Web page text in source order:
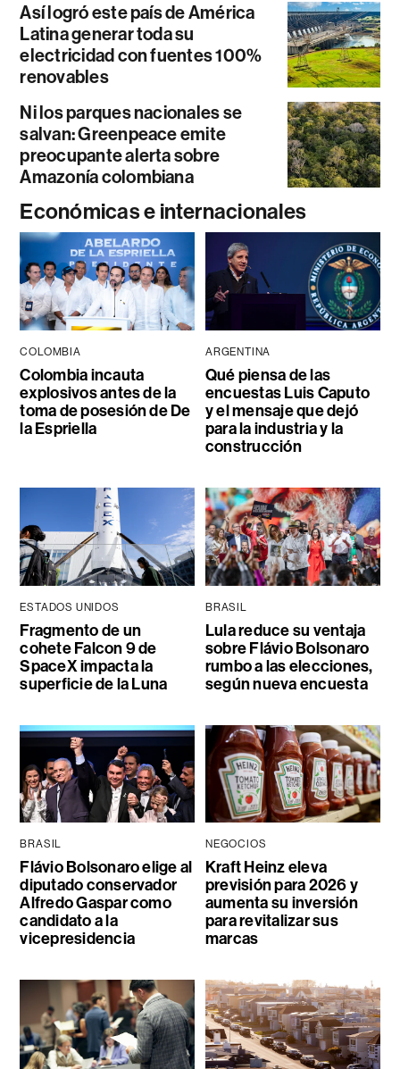
Así logró este país de América
Latina generar toda su
electricidad con fuentes 100%
renovables
Ni los parques nacionales se
salvan: Greenpeace emite
preocupante alerta sobre
Amazonía colombiana
Económicas e internacionales
COLOMBIA
Colombia incauta
explosivos antes de la
toma de posesión de De
la Espriella
ARGENTINA
Qué piensa de las
encuestas Luis Caputo
y el mensaje que dejó
para la industria y la
construcción
ESTADOS UNIDOS
Fragmento de un
cohete Falcon 9 de
SpaceX impacta la
superficie de la Luna
BRASIL
Lula reduce su ventaja
sobre Flávio Bolsonaro
rumbo a las elecciones,
según nueva encuesta
BRASIL
Flávio Bolsonaro elige al
diputado conservador
Alfredo Gaspar como
candidato a la
vicepresidencia
NEGOCIOS
Kraft Heinz eleva
previsión para 2026 y
aumenta su inversión
para revitalizar sus
marcas